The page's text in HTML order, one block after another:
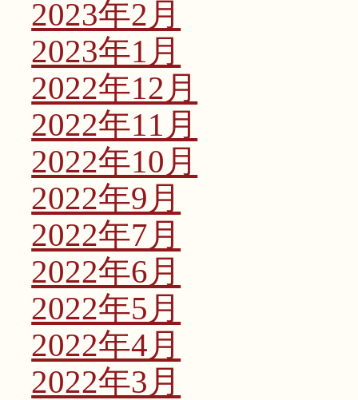
2023年2月
2023年1月
2022年12月
2022年11月
2022年10月
2022年9月
2022年7月
2022年6月
2022年5月
2022年4月
2022年3月